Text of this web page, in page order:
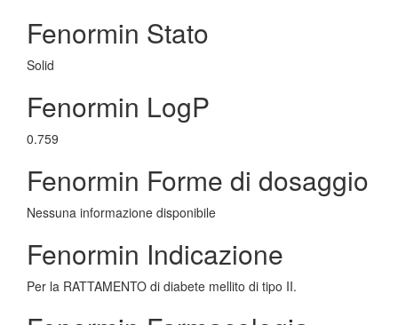
Fenormin Stato
Solid
Fenormin LogP
0.759
Fenormin Forme di dosaggio
Nessuna informazione disponibile
Fenormin Indicazione
Per la RATTAMENTO di diabete mellito di tipo II.